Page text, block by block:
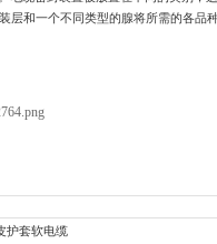
层和一个不同类型的腺将所需的各品
护套软电缆